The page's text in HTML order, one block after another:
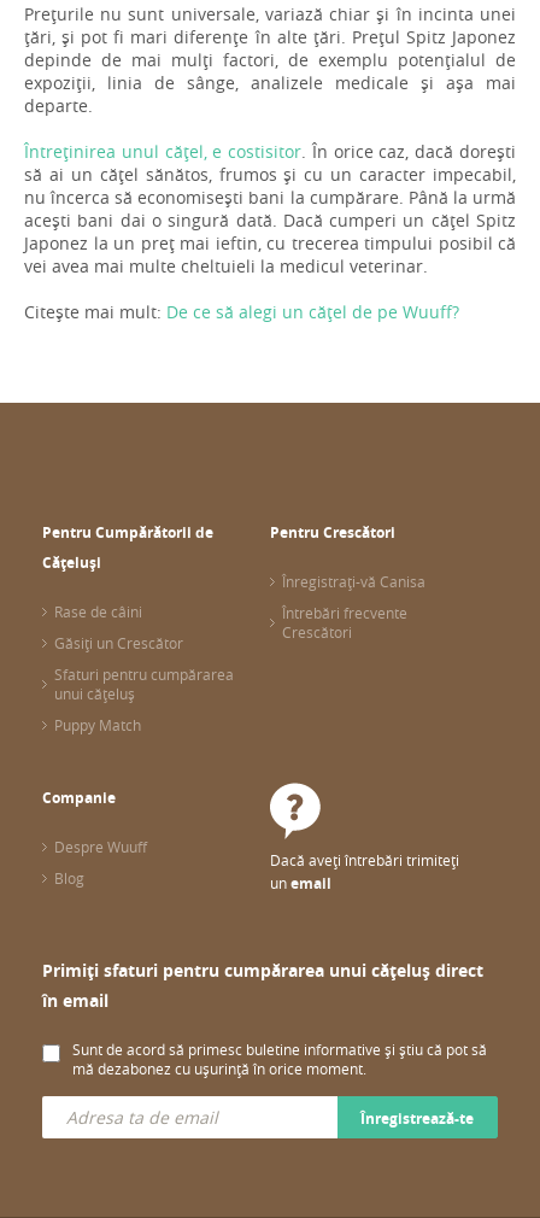
Prețurile nu sunt universale, variază chiar și în incinta unei
țări, și pot fi mari diferențe în alte țări. Prețul Spitz Japonez
depinde de mai mulți factori, de exemplu potențialul de
expoziții, linia de sânge, analizele medicale și așa mai
departe.
Întreținirea unul cățel, e costisitor . În orice caz, dacă dorești
să ai un cățel sănătos, frumos și cu un caracter impecabil,
nu încerca să economisești bani la cumpărare. Până la urmă
acești bani dai o singură dată. Dacă cumperi un cățel Spitz
Japonez la un preț mai ieftin, cu trecerea timpului posibil că
vei avea mai multe cheltuieli la medicul veterinar.
Citește mai mult: De ce să alegi un cățel de pe Wuuff?
Pentru Cumpărătorii de
Cățeluși
Rase de câini
Găsiți un Crescător
Sfaturi pentru cumpărarea
unui cățeluș
Puppy Match
Pentru Crescători
Înregistrați-vă Canisa
Întrebări frecvente
Crescători
Companie
Despre Wuuff
Blog
Dacă aveți întrebări trimiteți
unemail
Primiți sfaturi pentru cumpărarea unui cățeluș direct
în email
Sunt de acord să primesc buletine informative și știu că pot să
mă dezabonez cu ușurință în orice moment.
Înregistrează-te